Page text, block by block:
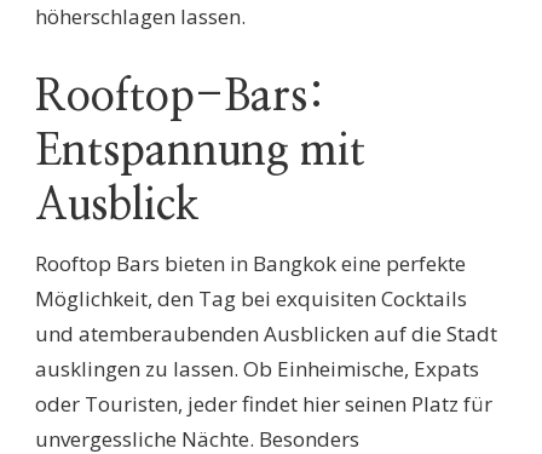
höherschlagen lassen.
Rooftop-Bars:
Entspannung mit
Ausblick
Rooftop Bars bieten in Bangkok eine perfekte
Möglichkeit, den Tag bei exquisiten Cocktails
und atemberaubenden Ausblicken auf die Stadt
ausklingen zu lassen. Ob Einheimische, Expats
oder Touristen, jeder findet hier seinen Platz für
unvergessliche Nächte. Besonders